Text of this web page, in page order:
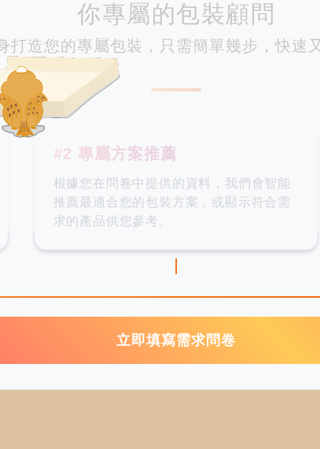
你專屬的包裝顧問
打造您的專屬包裝，只需簡單幾步，快速
#2 專屬方案推薦
根據您在問卷中提供的資料，我們會智能
推薦最適合您的包裝方案，或顯示符合需
求的產品供您參考。
立即填寫需求問卷